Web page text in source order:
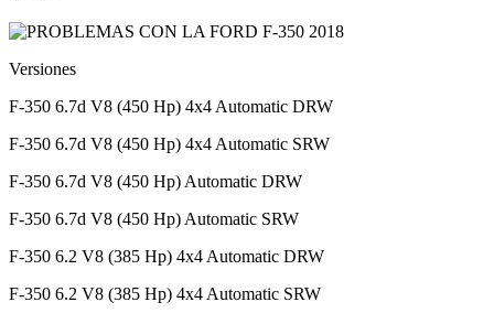
Versiones
F-350 6.7d V8 (450 Hp) 4x4 Automatic DRW
F-350 6.7d V8 (450 Hp) 4x4 Automatic SRW
F-350 6.7d V8 (450 Hp) Automatic DRW
F-350 6.7d V8 (450 Hp) Automatic SRW
F-350 6.2 V8 (385 Hp) 4x4 Automatic DRW
F-350 6.2 V8 (385 Hp) 4x4 Automatic SRW